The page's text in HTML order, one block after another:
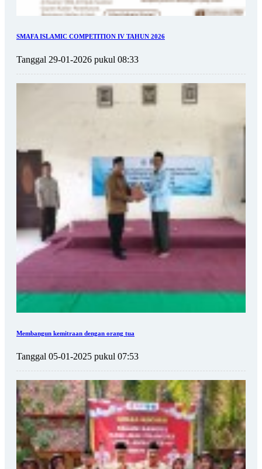
SMAFA ISLAMIC COMPETITION IV TAHUN 2026
Tanggal 29-01-2026 pukul 08:33
Membangun kemitraan dengan orang tua
Tanggal 05-01-2025 pukul 07:53